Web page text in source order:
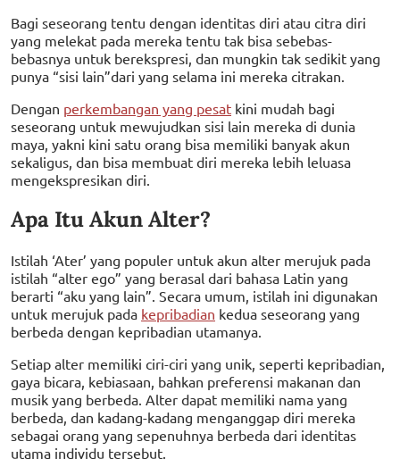
Bagi seseorang tentu dengan identitas diri atau citra diri
yang melekat pada mereka tentu tak bisa sebebas-
bebasnya untuk berekspresi, dan mungkin tak sedikit yang
punya “sisi lain”dari yang selama ini mereka citrakan.
Dengan perkembangan yang pesat kini mudah bagi
seseorang untuk mewujudkan sisi lain mereka di dunia
maya, yakni kini satu orang bisa memiliki banyak akun
sekaligus, dan bisa membuat diri mereka lebih leluasa
mengekspresikan diri.
Apa Itu Akun Alter?
Istilah ‘Ater’ yang populer untuk akun alter merujuk pada
istilah “alter ego” yang berasal dari bahasa Latin yang
berarti “aku yang lain”. Secara umum, istilah ini digunakan
untuk merujuk pada kepribadian kedua seseorang yang
berbeda dengan kepribadian utamanya.
Setiap alter memiliki ciri-ciri yang unik, seperti kepribadian,
gaya bicara, kebiasaan, bahkan preferensi makanan dan
musik yang berbeda. Alter dapat memiliki nama yang
berbeda, dan kadang-kadang menganggap diri mereka
sebagai orang yang sepenuhnya berbeda dari identitas
utama individu tersebut.